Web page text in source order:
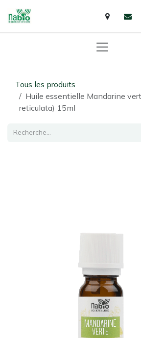
Tous les produits
Huile essentielle Mandarine
reticulata) 15ml